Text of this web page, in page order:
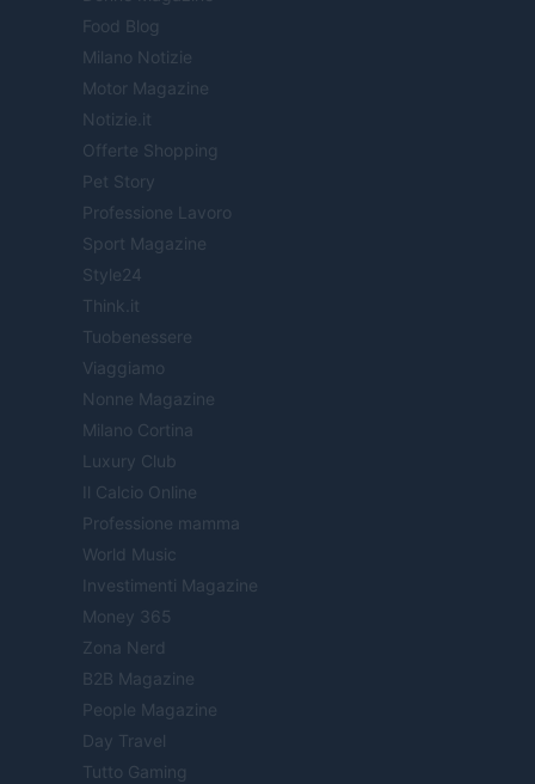
Food Blog
Milano Notizie
Motor Magazine
Notizie.it
Offerte Shopping
Pet Story
Professione Lavoro
Sport Magazine
Style24
Think.it
Tuobenessere
Viaggiamo
Nonne Magazine
Milano Cortina
Luxury Club
Il Calcio Online
Professione mamma
World Music
Investimenti Magazine
Money 365
Zona Nerd
B2B Magazine
People Magazine
Day Travel
Tutto Gaming